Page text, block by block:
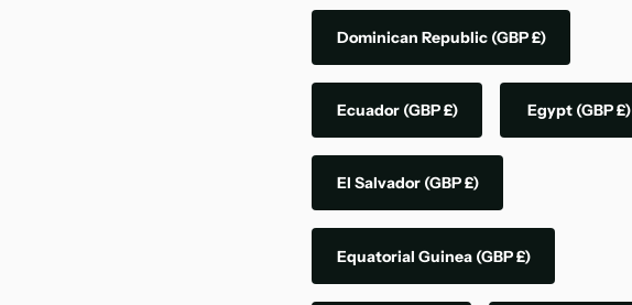
Dominican Republic (GBP £)
Ecuador (GBP £) Egypt (GBP £)
El Salvador (GBP £)
Equatorial Guinea (GBP £)